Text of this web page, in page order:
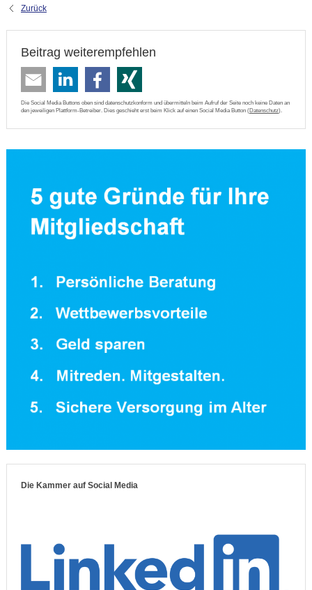
Zurück
Beitrag weiterempfehlen
Die Social Media Buttons oben sind datenschutzkonform und übermitteln beim Aufruf der Seite noch keine Daten an
den jeweiligen Plattform-Betreiber. Dies geschieht erst beim Klick auf einen Social Media Button (Datenschutz).
Die Kammer auf Social Media